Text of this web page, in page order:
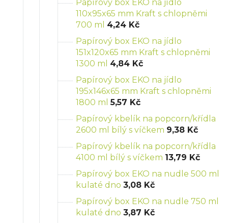
Papírový box EKO na jídlo
110x95x65 mm Kraft s chlopněmi
700 ml 4,24 Kč
Papírový box EKO na jídlo
151x120x65 mm Kraft s chlopněmi
1300 ml 4,84 Kč
Papírový box EKO na jídlo
195x146x65 mm Kraft s chlopněmi
1800 ml 5,57 Kč
Papírový kbelík na popcorn/křídla
2600 ml bílý s víčkem 9,38 Kč
Papírový kbelík na popcorn/křídla
4100 ml bílý s víčkem 13,79 Kč
Papírový box EKO na nudle 500 ml
kulaté dno 3,08 Kč
Papírový box EKO na nudle 750 ml
kulaté dno 3,87 Kč